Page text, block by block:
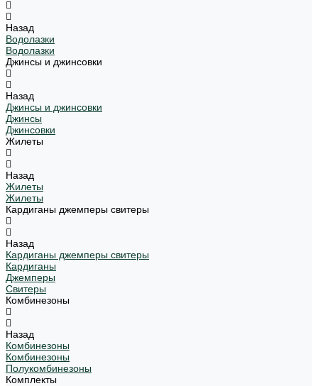
Назад
Водолазки
Водолазки
Джинсы и джинсовки
Назад
Джинсы и джинсовки
Джинсы
Джинсовки
Жилеты
Назад
Жилеты
Жилеты
Кардиганы джемперы свитеры
Назад
Кардиганы джемперы свитеры
Кардиганы
Джемперы
Свитеры
Комбинезоны
Назад
Комбинезоны
Комбинезоны
Полукомбинезоны
Комплекты